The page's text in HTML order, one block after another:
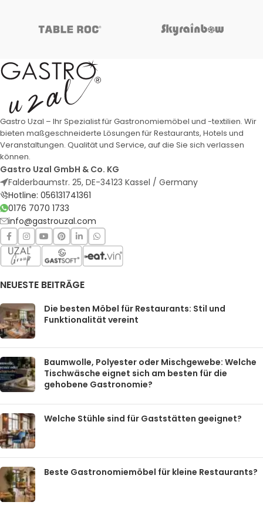
Gastro Uzal – Ihr Spezialist für Gastronomiemöbel und -textilien. Wir
bieten maßgeschneiderte Lösungen für Restaurants, Hotels und
Veranstaltungen. Qualität und Service, auf die Sie sich verlassen
können.
Gastro Uzal GmbH & Co. KG
Falderbaumstr. 25, DE-34123 Kassel / Germany
Hotline: 056131741361
0176 7070 1733
info@gastrouzal.com
NEUESTE BEITRÄGE
Die besten Möbel für Restaurants: Stil und
Funktionalität vereint
Baumwolle, Polyester oder Mischgewebe: Welche
Tischwäsche eignet sich am besten für die
gehobene Gastronomie?
Welche Stühle sind für Gaststätten geeignet?
Beste Gastronomiemöbel für kleine Restaurants?